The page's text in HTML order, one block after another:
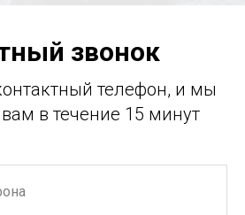
звонок
телефон, и мы
в течение 15 минут